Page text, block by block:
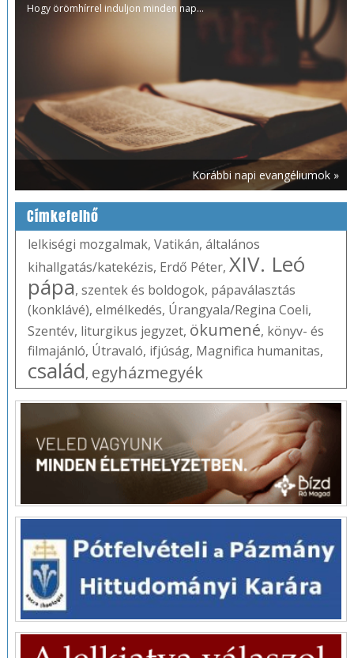
Hogy örömhírrel induljon minden nap...
Korábbi napi evangéliumok »
Címkefelhő
lelkiségi mozgalmak, Vatikán, általános
kihallgatás/katekézis, Erdő Péter, XIV. Leó
pápa, szentek és boldogok, pápaválasztás
(konklávé), elmélkedés, Úrangyala/Regina Coeli,
Szentév, liturgikus jegyzet, ökumené, könyv- és
filmajánló, Útravaló, ifjúság, Magnifica humanitas,
család, egyházmegyék